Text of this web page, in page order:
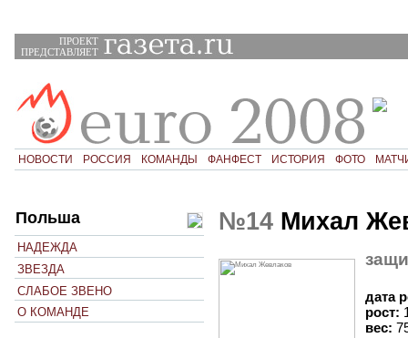
ПРОЕКТ
ПРЕДСТАВЛЯЕТ
НОВОСТИ РОССИЯ КОМАНДЫ ФАНФЕСТ ИСТОРИЯ ФОТО
Польша
НАДЕЖДА
ЗВЕЗДА
СЛАБОЕ ЗВЕНО
О КОМАНДЕ
№14 Михал
дата
рост:
вес: